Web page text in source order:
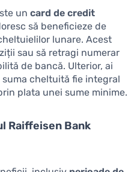
un card de credit
să beneficieze de
lunare. Acest
sau să retragi numerar
de bancă. Ulterior, ai
cheltuită fie integral
plata unei sume minime.
Raiffeisen Bank